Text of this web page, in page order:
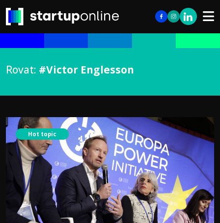
Rovat: #Victor Englesson
Hot topic